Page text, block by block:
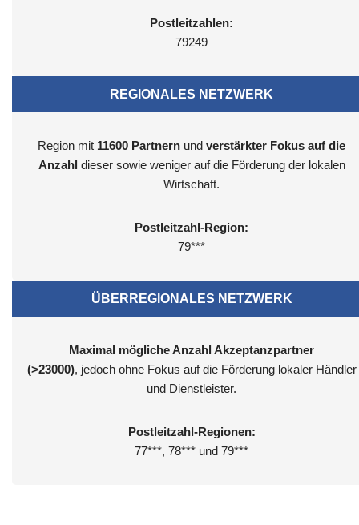
Postleitzahlen:
79249
REGIONALES NETZWERK
Region mit 11600 Partnern und verstärkter Fokus auf die
Anzahl dieser sowie weniger auf die Förderung der lokalen
Wirtschaft.
Postleitzahl-Region:
79***
ÜBERREGIONALES NETZWERK
Maximal mögliche Anzahl Akzeptanzpartner
(>23000), jedoch ohne Fokus auf die Förderung lokaler Händler
und Dienstleister.
Postleitzahl-Regionen:
77***, 78*** und 79***